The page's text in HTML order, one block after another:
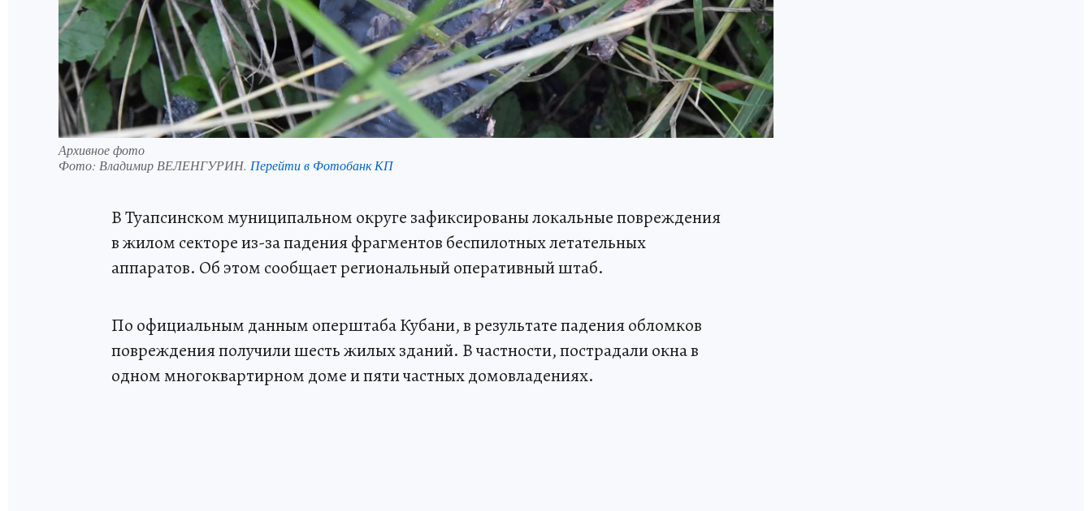
Архивное фото
Фото: Владимир ВЕЛЕНГУРИН. Перейти в Фотобанк КП
В Туапсинском муниципальном округе зафиксированы локальные повреждения
в жилом секторе из-за падения фрагментов беспилотных летательных
аппаратов. Об этом сообщает региональный оперативный штаб.
По официальным данным оперштаба Кубани, в результате падения обломков
повреждения получили шесть жилых зданий. В частности, пострадали окна в
одном многоквартирном доме и пяти частных домовладениях.